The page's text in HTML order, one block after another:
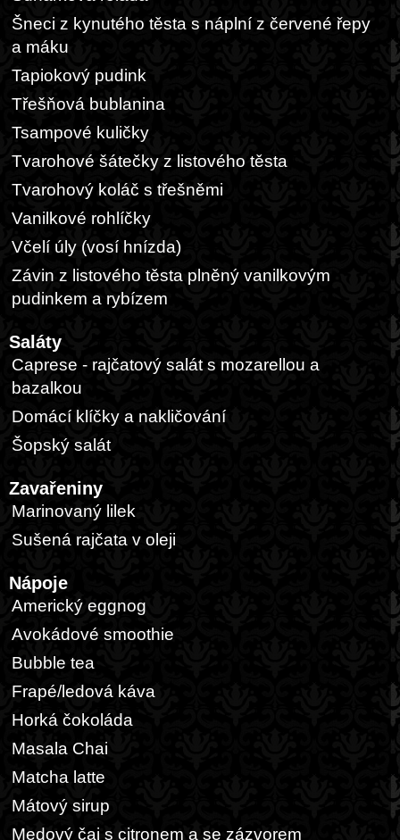
Šneci z kynutého těsta s náplní z červené řepy
a máku
Tapiokový pudink
Třešňová bublanina
Tsampové kuličky
Tvarohové šátečky z listového těsta
Tvarohový koláč s třešněmi
Vanilkové rohlíčky
Včelí úly (vosí hnízda)
Závin z listového těsta plněný vanilkovým
pudinkem a rybízem
Saláty
Caprese - rajčatový salát s mozarellou a
bazalkou
Domácí klíčky a nakličování
Šopský salát
Zavařeniny
Marinovaný lilek
Sušená rajčata v oleji
Nápoje
Americký eggnog
Avokádové smoothie
Bubble tea
Frapé/ledová káva
Horká čokoláda
Masala Chai
Matcha latte
Mátový sirup
Medový čaj s citronem a se zázvorem